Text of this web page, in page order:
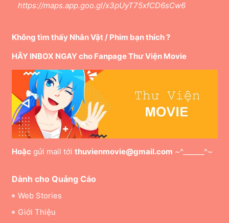
https://maps.app.goo.gl/x3pUyT75xfCD6sCw6
Không tìm thấy Nhân Vật / Phim bạn thích ?
HÃY INBOX NGAY cho Fanpage Thư Viện Movie
Hoặc gửi mail tới thuvienmovie@gmail.com ~^______^~
Dành cho Quảng Cáo
Web Stories
Giới Thiệu